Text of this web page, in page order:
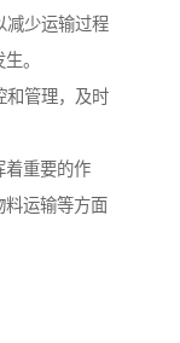
减少运输过程
。
和管理，及时
着重要的作
料运输等方面